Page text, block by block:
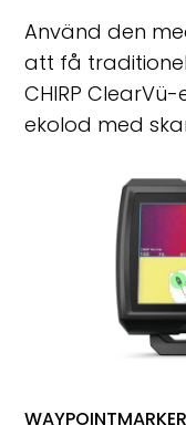
Använd den
att få
CHIRP
ekolod med